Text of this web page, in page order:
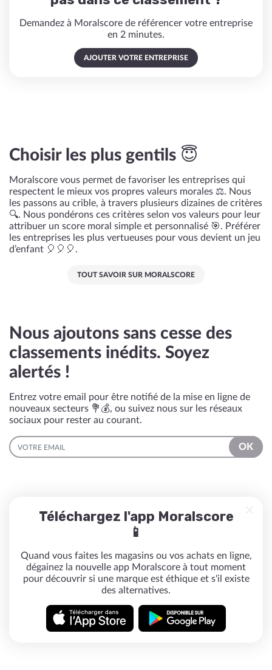
Demandez à Moralscore de référencer votre entreprise
en 2 minutes.
AJOUTER VOTRE ENTREPRISE
Choisir les plus gentils 😇
Moralscore vous permet de favoriser les entreprises qui
respectent le mieux vos propres valeurs morales ⚖️. Nous
les passons au crible, à travers plusieurs dizaines de critères
🔍. Nous pondérons ces critères selon vos valeurs pour leur
attribuer un score moral simple et personnalisé 🎯. Préférer
les entreprises les plus vertueuses pour vous devient un jeu
d’enfant 🎈🎈🎈.
TOUT SAVOIR SUR MORALSCORE
Nous ajoutons sans cesse des
classements inédits. Soyez
alertés !
Entrez votre email pour être notifié de la mise en ligne de
nouveaux secteurs 💐💰, ou suivez nous sur les réseaux
sociaux pour rester au courant.
EMAIL
OK
Téléchargez l'app Moralscore
📱
Quand vous faites les magasins ou vos achats en ligne,
dégainez la nouvelle app Moralscore à tout moment
pour découvrir si une marque est éthique et s'il existe
des alternatives.